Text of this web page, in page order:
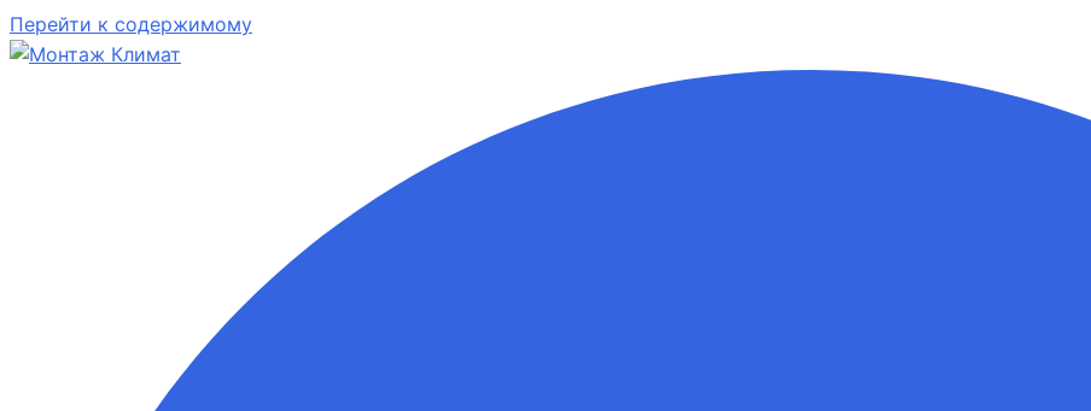
Перейти к содержимому